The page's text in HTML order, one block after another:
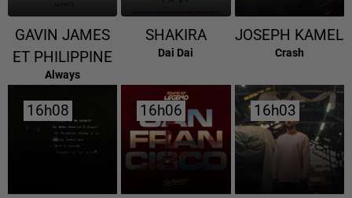
GAVIN JAMES
ET PHILIPPINE
Always
SHAKIRA
Dai Dai
JOSEPH KAMEL
Crash
16h08
16h08 16h06
16h06 16h03
16h03